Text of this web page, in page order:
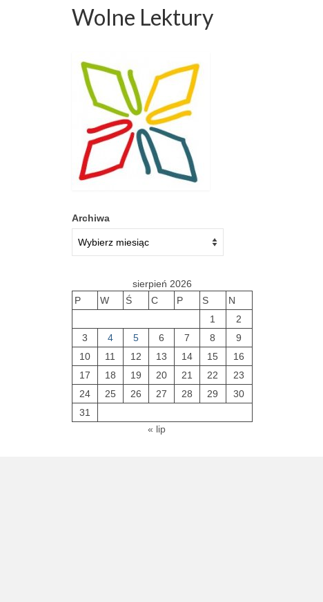
Wolne Lektury
Archiwa
sierpień 2026
P
W Ś C P S
N
1
2
3
4 5 6 7 8
9
10
11 12 13 14 15
16
17
18 19 20 21 22
23
24
25 26 27 28 29
30
31
« lip